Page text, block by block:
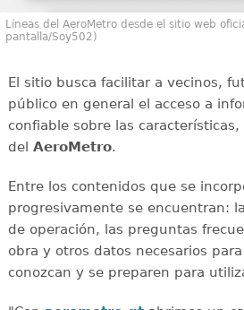
Líneas del AeroMetro desde el sitio web
pantalla/Soy502)
El sitio busca facilitar a vecinos,
público en general el acceso a
confiable sobre las
del AeroMetro.
Entre los contenidos que se
progresivamente se encuentran:
de operación, las preguntas
obra y otros datos necesarios
conozcan y se preparen para